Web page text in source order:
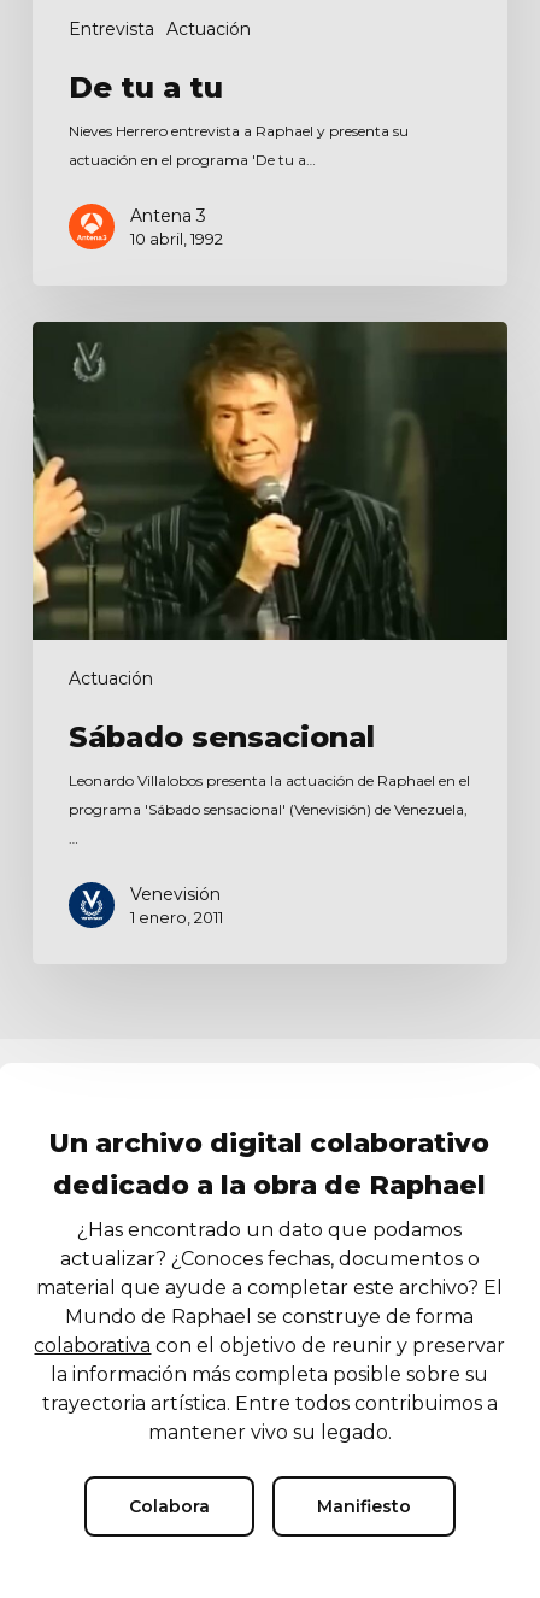
Entrevista Actuación
De tu a tu
Nieves Herrero entrevista a Raphael y presenta su
actuación en el programa 'De tu a…
Antena 3
10 abril, 1992
Actuación
Sábado
sensacional
Sábado sensacional
Leonardo Villalobos presenta la actuación de Raphael en el
programa 'Sábado sensacional' (Venevisión) de Venezuela,
…
Venevisión
1 enero, 2011
Un archivo digital colaborativo
dedicado a la obra de Raphael
¿Has encontrado un dato que podamos
actualizar? ¿Conoces fechas, documentos o
material que ayude a completar este archivo? El
Mundo de Raphael se construye de forma
colaborativa con el objetivo de reunir y preservar
la información más completa posible sobre su
trayectoria artística. Entre todos contribuimos a
mantener vivo su legado.
Colabora Manifiesto